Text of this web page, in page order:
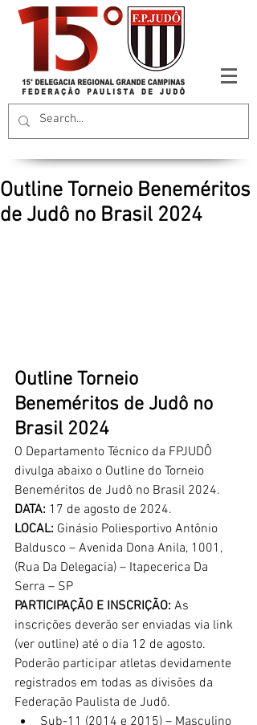
Outline Torneio Beneméritos
de Judô no Brasil 2024
Outline Torneio
Beneméritos de Judô no
Brasil 2024
O Departamento Técnico da FPJUDÔ
divulga abaixo o Outline do Torneio
Beneméritos de Judô no Brasil 2024.
DATA: 17 de agosto de 2024.
LOCAL: Ginásio Poliesportivo Antônio
Baldusco – Avenida Dona Anila, 1001,
(Rua Da Delegacia) – Itapecerica Da
Serra – SP
PARTICIPAÇÃO E INSCRIÇÃO: As
inscrições deverão ser enviadas via link
(ver outline) até o dia 12 de agosto.
Poderão participar atletas devidamente
registrados em todas as divisões da
Federação Paulista de Judô.
Sub-11 (2014 e 2015) – Masculino